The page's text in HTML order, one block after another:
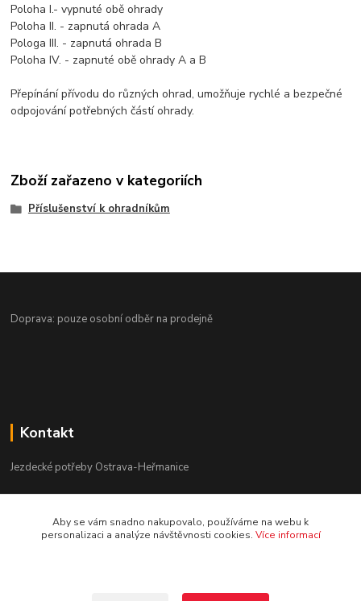
Poloha I.- vypnuté obě ohrady
Poloha II. - zapnutá ohrada A
Pologa III. - zapnutá ohrada B
Poloha IV. - zapnuté obě ohrady A a B
Přepínání přívodu do různých ohrad, umožňuje rychlé a bezpečné
odpojování potřebných částí ohrady.
Zboží zařazeno v kategoriích
Příslušenství k ohradníkům
Doprava: pouze osobní odběr na prodejně
Kontakt
Jezdecké potřeby Ostrava-Heřmanice
Po-Pá 9:30 - 17:30
Aby se vám snadno nakupovalo, používáme na webu k
personalizaci a analýze návštěvnosti cookies. Více informací